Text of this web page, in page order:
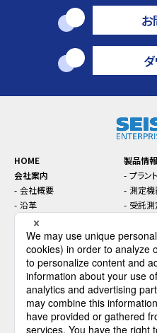
お
HOME
会社案内
会社概要
沿革
本社・支店・工場案内
コンプライアンス
SDGsに関する取り組み
製品情
プラン
測定機
受託測
機能性
インラ
器
プラン
採用情報
会社を知る
ダウン
お問い